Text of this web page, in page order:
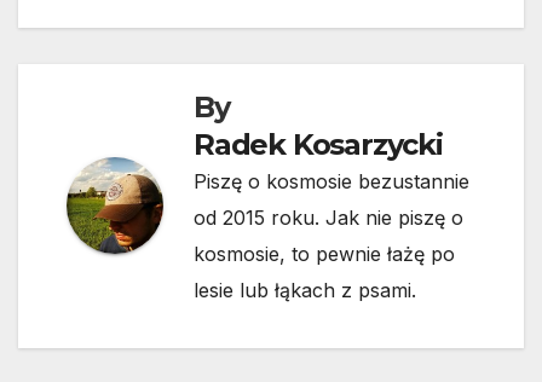
By
Radek Kosarzycki
Piszę o kosmosie bezustannie
od 2015 roku. Jak nie piszę o
kosmosie, to pewnie łażę po
lesie lub łąkach z psami.